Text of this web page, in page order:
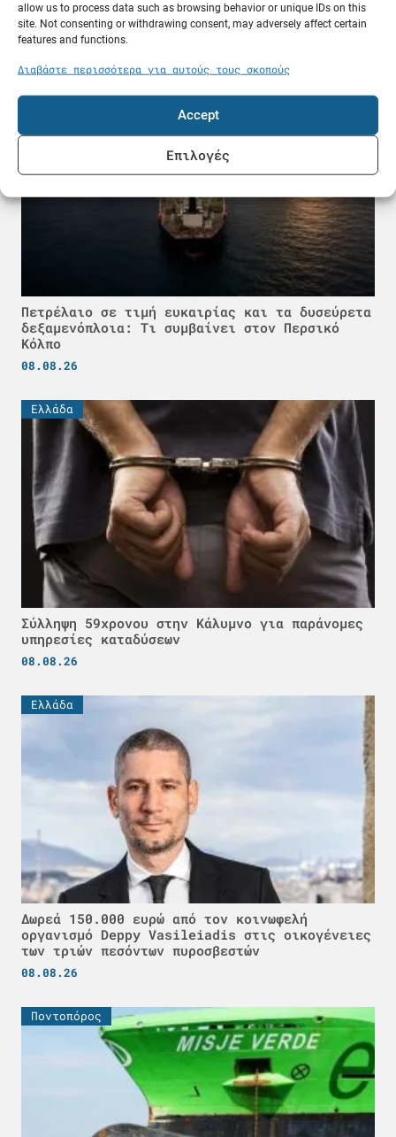
allow us to process data such as browsing behavior or unique IDs on this
site. Not consenting or withdrawing consent, may adversely affect certain
features and functions.
Διαβάστε περισσότερα για αυτούς τους σκοπούς
Accept
Επιλογές
ADNOC: «Έχουν χτυπήσει 15 πλοία μας» – Ένας
νεκρός και 20 τραυματίες ναυτικοί
Κόσμος
Πετρέλαιο σε τιμή ευκαιρίας και τα δυσεύρετα
δεξαμενόπλοια: Τι συμβαίνει στον Περσικό
Κόλπο
08.08.26
Ελλάδα
Σύλληψη 59χρονου στην Κάλυμνο για παράνομες
υπηρεσίες καταδύσεων
08.08.26
Ελλάδα
Δωρεά 150.000 ευρώ από τον κοινωφελή
οργανισμό Deppy Vasileiadis στις οικογένειες
των τριών πεσόντων πυροσβεστών
08.08.26
Ποντοπόρος